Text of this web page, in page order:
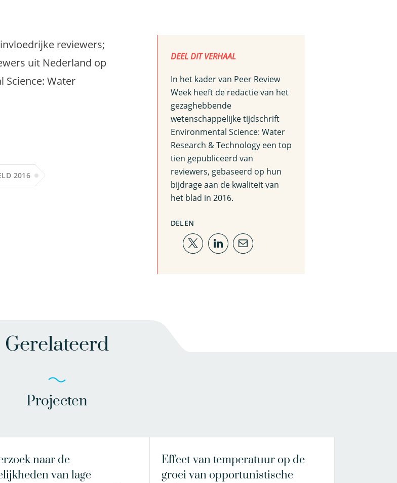
reviewers;
uit Nederland op
Science: Water
2016
DEEL DIT VERHAAL
In het kader van Peer Review
Week heeft de redactie van het
gezaghebbende
wetenschappelijke tijdschrift
Environmental Science: Water
Research & Technology een top
tien gepubliceerd van
reviewers, gebaseerd op hun
bijdrage aan de kwaliteit van
het blad in 2016.
DELEN
Gerelateerd
Projecten
naar de
van lage
Effect van temperatuur op de
groei van opportunistische